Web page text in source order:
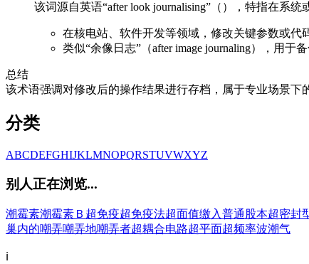
该词源自英语“after look journalising”（），特指在系
在核电站、软件开发等领域，修改关键参数或代
类似“余像日志”（after image journaling），用于
总结
该术语强调对修改后的操作结果进行存档，属于专业场景下
分类
ABCDEFGHIJKLMNOPQRSTUVWXYZ
别人正在浏览...
潮霉素潮霉素Ｂ 超免疫超免疫法超面值缴入普通股本超密封
巢内的嘲弄嘲弄地嘲弄者超耦合电路超平面超频率波潮气
ℹ️